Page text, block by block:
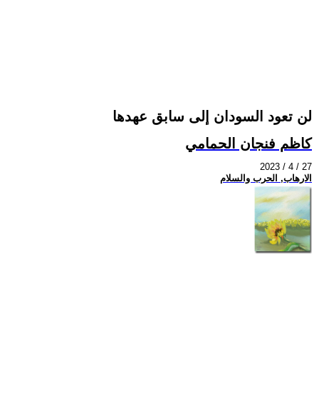
لن تعود السودان إلى سابق عهدها
كاظم فنجان الحمامي
2023 / 4 / 27
الارهاب, الحرب والسلام